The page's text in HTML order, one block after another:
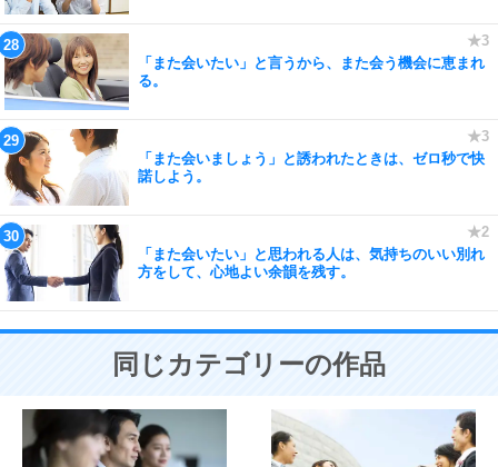
「また会いたい」と言うから、また会う機会に恵まれ
る。
「また会いましょう」と誘われたときは、ゼロ秒で快
諾しよう。
「また会いたい」と思われる人は、気持ちのいい別れ
方をして、心地よい余韻を残す。
同じカテゴリーの作品